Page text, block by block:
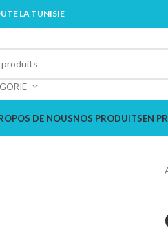
LA TUNISIE
DE NOUSNOS PRODUITSEN